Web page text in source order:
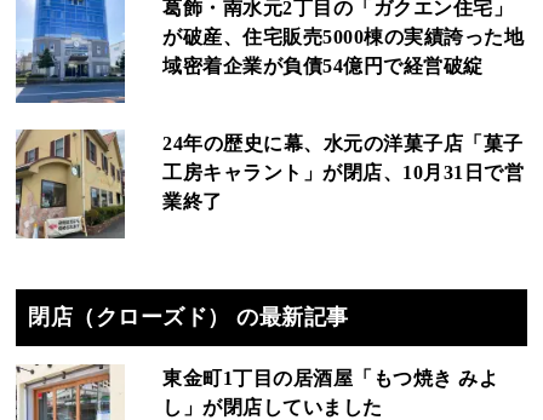
葛飾・南水元2丁目の「ガクエン住宅」
が破産、住宅販売5000棟の実績誇った地
域密着企業が負債54億円で経営破綻
24年の歴史に幕、水元の洋菓子店「菓子
工房キャラント」が閉店、10月31日で営
業終了
閉店（クローズド） の最新記事
東金町1丁目の居酒屋「もつ焼き みよ
し」が閉店していました